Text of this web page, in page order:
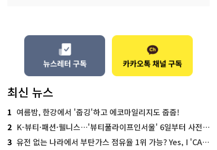
최신 뉴스
1 여름밤, 한강에서 '줍깅'하고 에코마일리지도 줍줍!
2 K-뷰티·패션·웰니스…'뷰티풀라이프인서울' 6일부터 사전 예약
3 유전 없는 나라에서 부탄가스 점유율 1위 가능? Yes, I 'CAN'